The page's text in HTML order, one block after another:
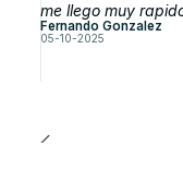
me llego muy
Fernando Gonzalez
05-10-2025